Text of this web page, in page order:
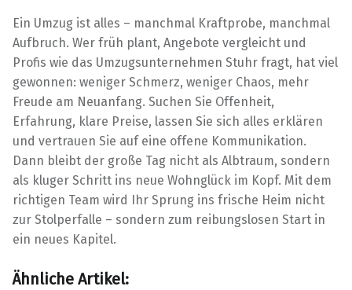
Ein Umzug ist alles – manchmal Kraftprobe, manchmal
Aufbruch. Wer früh plant, Angebote vergleicht und
Profis wie das Umzugsunternehmen Stuhr fragt, hat viel
gewonnen: weniger Schmerz, weniger Chaos, mehr
Freude am Neuanfang. Suchen Sie Offenheit,
Erfahrung, klare Preise, lassen Sie sich alles erklären
und vertrauen Sie auf eine offene Kommunikation.
Dann bleibt der große Tag nicht als Albtraum, sondern
als kluger Schritt ins neue Wohnglück im Kopf. Mit dem
richtigen Team wird Ihr Sprung ins frische Heim nicht
zur Stolperfalle – sondern zum reibungslosen Start in
ein neues Kapitel.
Ähnliche Artikel: